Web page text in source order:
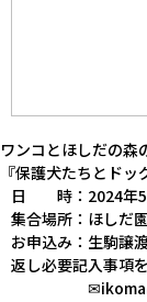
ワンコとほしだの森
『保護犬たちとドッ
日 時：2024年5
集合場所：ほしだ
お申込み：生駒譲
返し必要記入事項